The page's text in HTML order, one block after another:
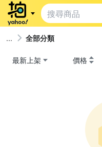
全部分類
最新上架 價格